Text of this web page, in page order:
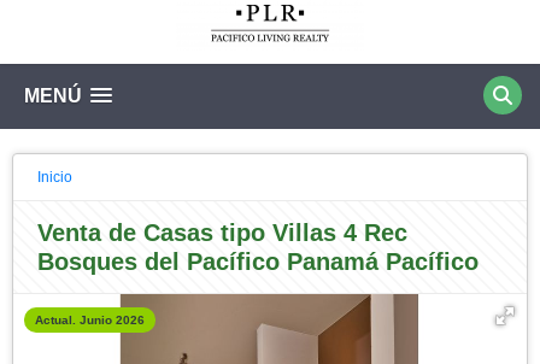
MENÚ
Inicio
Venta de Casas tipo Villas 4 Rec
Bosques del Pacífico Panamá Pacífico
Actual. Junio 2026